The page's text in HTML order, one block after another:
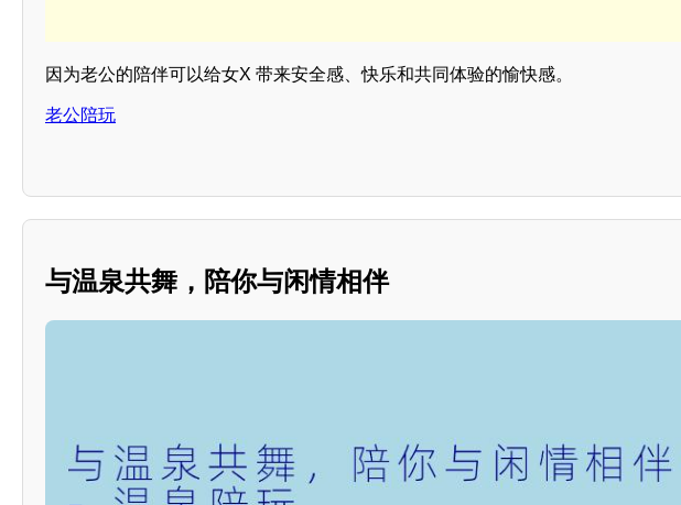
因为老公的陪伴可以给女X 带来安全感、快乐和共同体验的愉快感。
老公陪玩
与温泉共舞，陪你与闲情相伴